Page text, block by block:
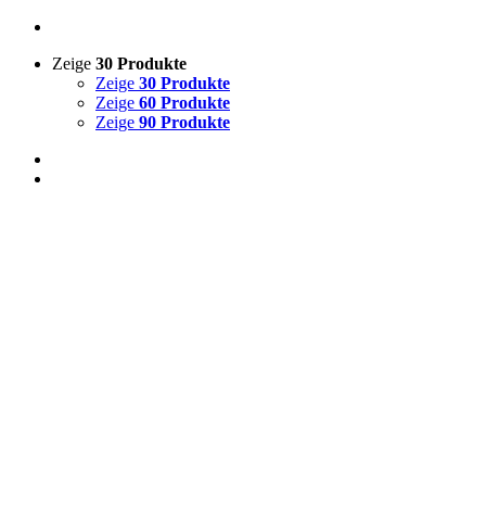
Zeige 30 Produkte
Zeige 30 Produkte
Zeige 60 Produkte
Zeige 90 Produkte